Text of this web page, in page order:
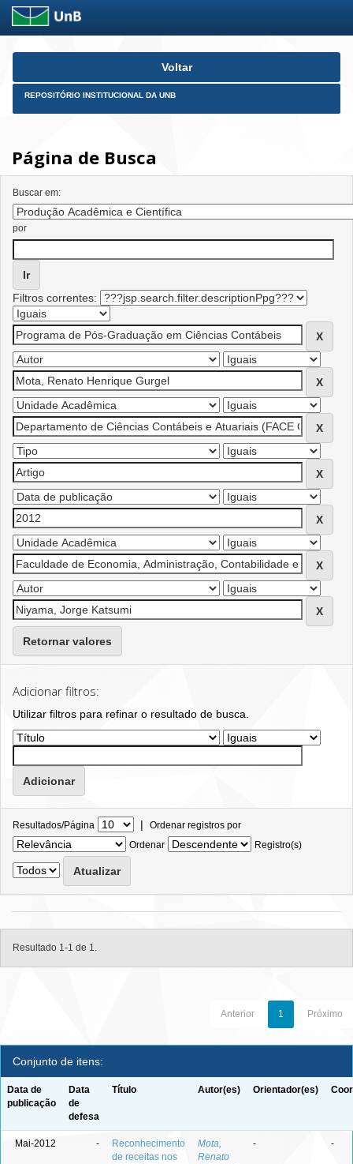
Skip
Voltar
REPOSITÓRIO INSTITUCIONAL DA UNB
Página de Busca
Buscar em:
por
Filtros correntes:
Retornar valores
Adicionar filtros:
Utilizar filtros para refinar o resultado de busca.
Resultados/Página | Ordenar registros por
Ordenar
Registro(s)
Resultado 1-1 de 1.
Anterior 1 Próximo
Conjunto de itens:
Data de
publicação
Data
de
defesa
Título Autor(es) Orientador(es)
Mai-2012 -
Reconhecimento
de receitas nos
Mota,
Renato
- -